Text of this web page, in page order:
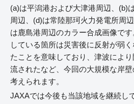
(a)は平潟港および大津港周辺、(b)
周辺、(d)は常陸那珂火力発電所周
は鹿島港周辺のカラー合成画像で
している箇所は災害後に反射が弱
たことを意味しており、津波によ
流されたなど、今回の大規模な岸
考えられます。
JAXAでは今後も当該地域を継続し